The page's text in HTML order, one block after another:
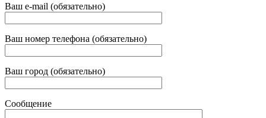
Ваш e-mail (обязательно)
Ваш номер телефона (обязательно)
Ваш город (обязательно)
Сообщение